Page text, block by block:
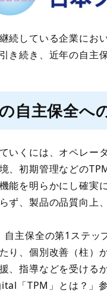
続している企業にお
き続き、近年の自主
自主保全へ
いくには、オペレー
、初期管理などの
能を明らかにし確実
ず、製品の品質向上
主保全の第1ステッ
り、個別改善（柱）
、指導などを受ける
「TPM」とは？」